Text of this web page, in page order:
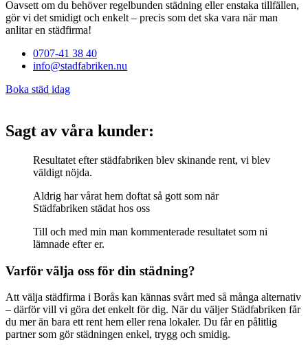
Oavsett om du behöver regelbunden städning eller enstaka tillfällen,
gör vi det smidigt och enkelt – precis som det ska vara när man
anlitar en städfirma!
0707-41 38 40
info@stadfabriken.nu
Boka städ idag
Sagt av våra kunder:
Resultatet efter städfabriken blev skinande rent, vi blev
väldigt nöjda.
Aldrig har vårat hem doftat så gott som när
Städfabriken städat hos oss
Till och med min man kommenterade resultatet som ni
lämnade efter er.
Varför välja oss för din städning?
Att välja städfirma i Borås kan kännas svårt med så många alternativ
– därför vill vi göra det enkelt för dig. När du väljer Städfabriken får
du mer än bara ett rent hem eller rena lokaler. Du får en pålitlig
partner som gör städningen enkel, trygg och smidig.